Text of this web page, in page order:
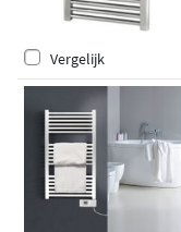
Vergelijk